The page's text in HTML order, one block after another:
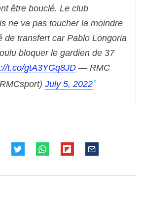
être bouclé. Le club
ne va pas toucher la moindre
de transfert car Pablo Longoria
bloquer le gardien de 37
t.co/gtA3YGq8JD — RMC
July 5, 2022